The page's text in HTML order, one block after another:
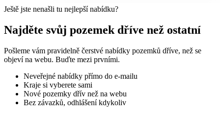
Ještě jste nenašli tu nejlepší nabídku?
Najděte svůj pozemek dříve než ostatní
Pošleme vám pravidelně čerstvé nabídky pozemků dříve, než se
objeví na webu. Buďte mezi prvními.
Neveřejné nabídky přímo do e-mailu
Kraje si vyberete sami
Nové pozemky dřív než na webu
Bez závazků, odhlášení kdykoliv